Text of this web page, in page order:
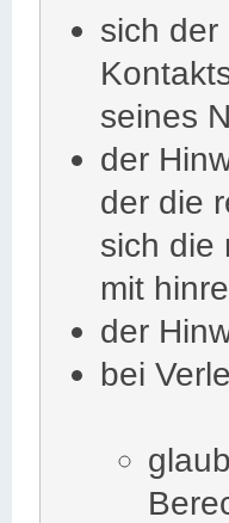
sich
seines
der
der die
sich die
mit
der
bei